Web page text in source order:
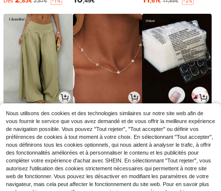
21,27€ 3,71€ 3,38€
Nous utilisons des cookies et des technologies similaires sur notre site web afin de
vous fournir le service que vous avez demandé et de vous offrir la meilleure expérience
de navigation possible. Vous pouvez "Tout rejeter", "Tout accepter" ou définir vos
préférences de cookies à tout moment à votre choix. En sélectionnant "Tout accepter",
nous définirons tous les cookies optionnels, qui nous aident à analyser le trafic, à offrir
des fonctionnalités améliorées et à personnaliser le contenu et les publicités pour
compléter votre expérience d'achat avec SHEIN. En sélectionnant "Tout rejeter", vous
autorisez l'utilisation des cookies strictement nécessaires qui permettent à notre site
web de fonctionner. Vous pouvez les désactiver en modifiant les paramètres de votre
navigateur, mais cela peut affecter le fonctionnement du site web. Pour en savoir plus